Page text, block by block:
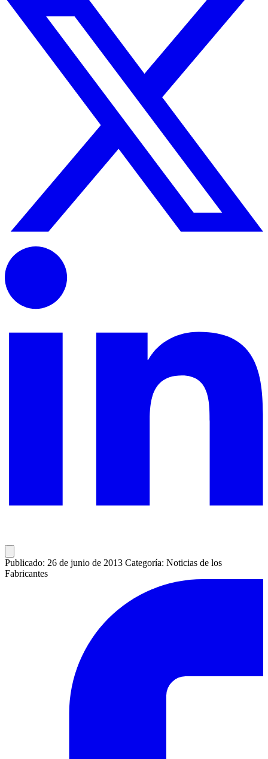
Publicado: 26 de junio de 2013 Categoría: Noticias de los
Fabricantes